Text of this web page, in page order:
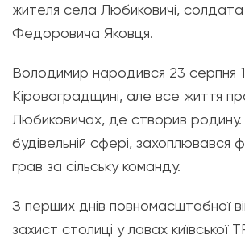
жителя села Любиковичі,
Федоровича Яковця.
Володимир народився 23 серпня
Кіровоградщині, але все життя
Любиковичах, де створив
будівельній сфері, захоплювався
грав за сільську команду.
З перших днів повномасштабної
захист столиці у лавах київської